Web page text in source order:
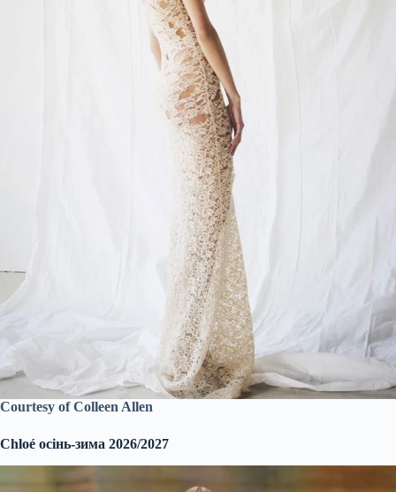
Courtesy of Colleen Allen
Chloé осінь-зима 2026/2027